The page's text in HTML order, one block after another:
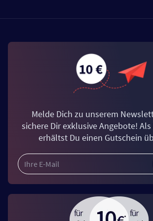
Melde Dich zu unserem
sichere Dir exklusive Angebote!
erhältst Du einen Gutschein